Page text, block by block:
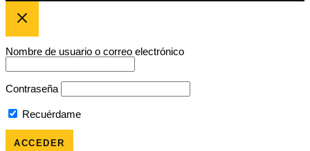
Nombre de usuario o correo electrónico
Contraseña
Recuérdame